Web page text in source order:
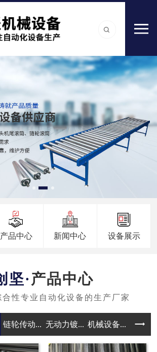
产品中心 新闻中心 设备展示
产品中心
链轮传动... 无动力镀... 机械设备... 无动